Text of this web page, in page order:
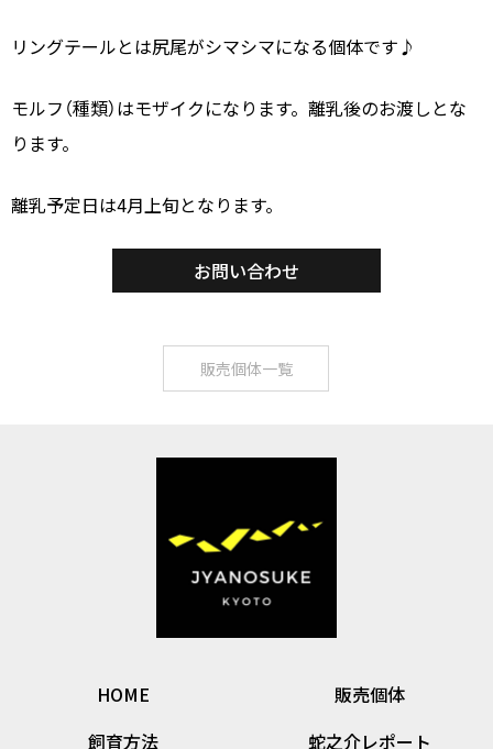
リングテールとは尻尾がシマシマになる個体です♪
モルフ（種類）はモザイクになります。離乳後のお渡しとな
ります。
離乳予定日は4月上旬となります。
お問い合わせ
販売個体一覧
HOME
販売個体
飼育方法
蛇之介レポート